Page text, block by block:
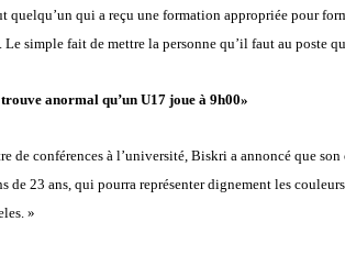
quelqu’un qui a reçu une formation appropriée pour
Le simple fait de mettre la personne qu’il faut au poste
anormal qu’un U17 joue à 9h00»
de conférences à l’université, Biskri a annoncé que
de 23 ans, qui pourra représenter dignement les
»